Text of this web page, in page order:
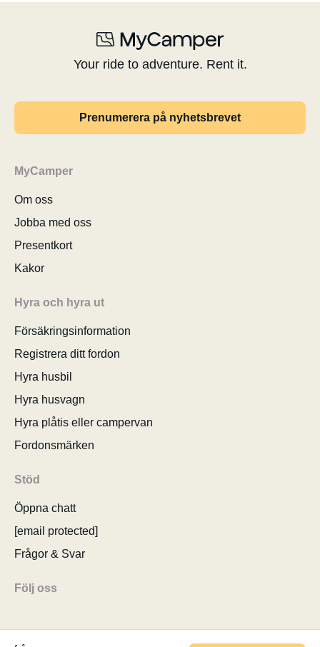
Your ride to adventure. Rent it.
Prenumerera på nyhetsbrevet
MyCamper
Om oss
Jobba med oss
Presentkort
Kakor
Hyra och hyra ut
Försäkringsinformation
Registrera ditt fordon
Hyra husbil
Hyra husvagn
Hyra plåtis eller campervan
Fordonsmärken
Stöd
Öppna chatt
[email protected]
Frågor & Svar
Följ oss